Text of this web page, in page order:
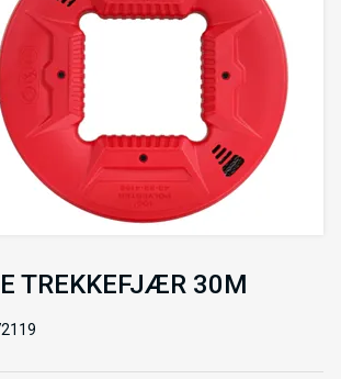
TREKKEFJÆR 30M